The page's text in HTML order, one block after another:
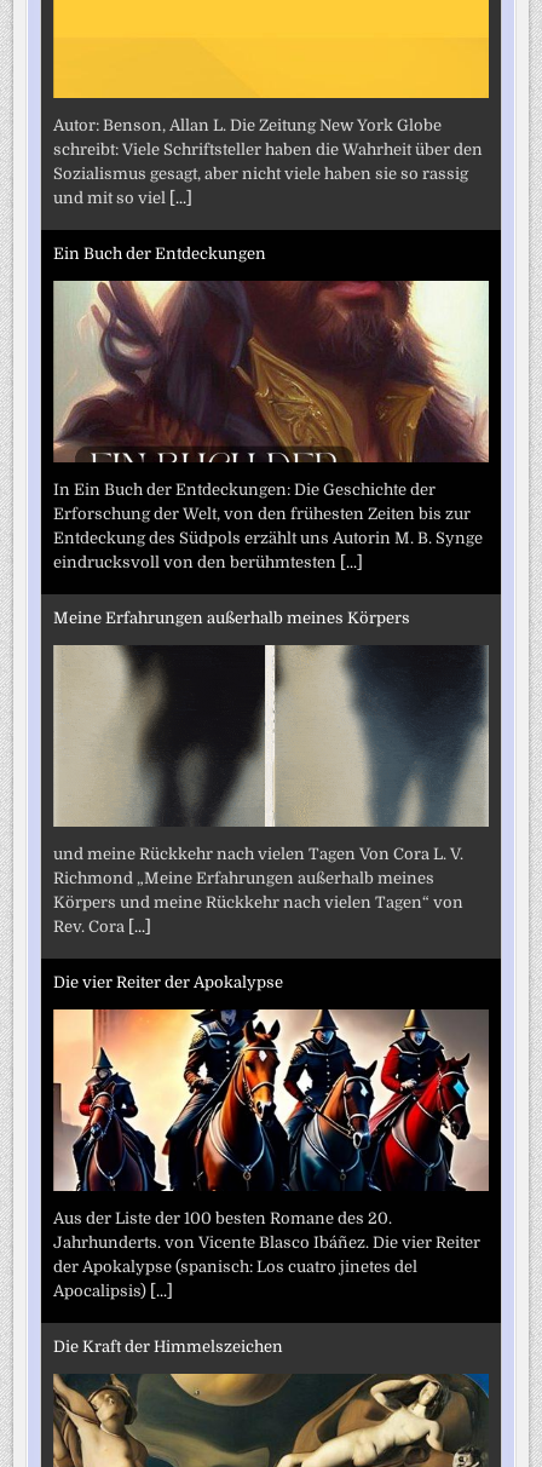
Autor: Benson, Allan L. Die Zeitung New York Globe
schreibt: Viele Schriftsteller haben die Wahrheit über den
Sozialismus gesagt, aber nicht viele haben sie so rassig
und mit so viel [...]
Ein Buch der Entdeckungen
In Ein Buch der Entdeckungen: Die Geschichte der
Erforschung der Welt, von den frühesten Zeiten bis zur
Entdeckung des Südpols erzählt uns Autorin M. B. Synge
eindrucksvoll von den berühmtesten [...]
Meine Erfahrungen außerhalb meines Körpers
und meine Rückkehr nach vielen Tagen Von Cora L. V.
Richmond „Meine Erfahrungen außerhalb meines
Körpers und meine Rückkehr nach vielen Tagen“ von
Rev. Cora [...]
Die vier Reiter der Apokalypse
Aus der Liste der 100 besten Romane des 20.
Jahrhunderts. von Vicente Blasco Ibáñez. Die vier Reiter
der Apokalypse (spanisch: Los cuatro jinetes del
Apocalipsis) [...]
Die Kraft der Himmelszeichen